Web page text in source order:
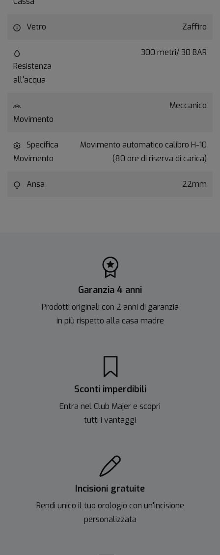
Vetro Zaffiro
Resistenza
all'acqua
300 metri/ 30 BAR
Movimento
Meccanico
Specifica
Movimento
Movimento automatico calibro H-10
(80 ore di riserva di carica)
Ansa 22mm
Garanzia 4 anni
Prodotti originali con 2 anni di garanzia
in più rispetto alla casa madre
Sconti imperdibili
Entra nel Club Majer e scopri
tutti i vantaggi
Incisioni gratuite
Rendi unico il tuo orologio con un'incisione
personalizzata